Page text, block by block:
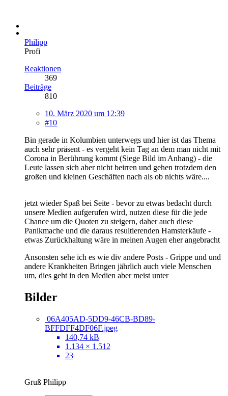
Philipp
Profi
Reaktionen
369
Beiträge
810
10. März 2020 um 12:39
#10
Bin gerade in Kolumbien unterwegs und hier ist das Thema
auch sehr präsent - es vergeht kein Tag an dem man nicht mit
Corona in Berührung kommt (Siege Bild im Anhang) - die
Leute lassen sich aber nicht beirren und gehen trotzdem den
großen und kleinen Geschäften nach als ob nichts wäre....
jetzt wieder Spaß bei Seite - bevor zu etwas bedacht durch
unsere Medien aufgerufen wird, nutzen diese für die jede
Chance um die Quoten zu steigern, daher auch diese
Panikmache und die daraus resultierenden Hamsterkäufe -
etwas Zurückhaltung wäre in meinen Augen eher angebracht
Ansonsten sehe ich es wie div andere Posts - Grippe und und
andere Krankheiten Bringen jährlich auch viele Menschen
um, dies geht in den Medien aber meist unter
Bilder
06A405AD-5DD9-46CB-BD89-
BFFDFF4DF06F.jpeg
140,74 kB
1.134 × 1.512
23
Gruß Philipp